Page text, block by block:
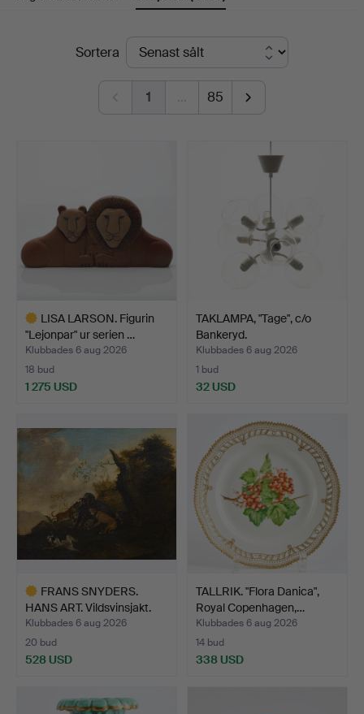
Uppsala
Auktionskammare
SlutpriserSortera
1 … 85
LISA LARSON. Figurin
"Lejonpar" ur serien …
Klubbades 6 aug 2026
18 bud
1 275 USD
föremål
TAKLAMPA, "Tage", c/o
Bankeryd.
Klubbades 6 aug 2026
1 bud
32 USD
FRANS SNYDERS.
HANS ART. Vildsvinsjakt.
Klubbades 6 aug 2026
20 bud
528 USD
TALLRIK. "Flora Danica",
Royal Copenhagen,…
Klubbades 6 aug 2026
14 bud
338 USD